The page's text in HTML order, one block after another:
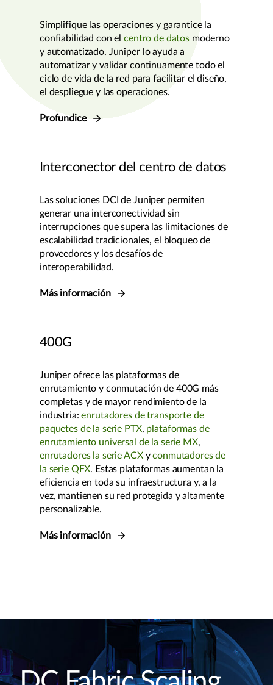
Simplifique las operaciones y garantice la
confiabilidad con elcentro de datosmoderno
y automatizado. Juniper lo ayuda a
automatizar y validar continuamente todo el
ciclo de vida de la red para facilitar el diseño,
el despliegue y las operaciones.
Profundice
Interconector del centro de datos
Las soluciones DCI de Juniper permiten
generar una interconectividad sin
interrupciones que supera las limitaciones de
escalabilidad tradicionales, el bloqueo de
proveedores y los desafíos de
interoperabilidad.
Más información
400G
Juniper ofrece las plataformas de
enrutamiento y conmutación de 400G más
completas y de mayor rendimiento de la
industria:enrutadores de transporte de
paquetes de la serie PTX, plataformas de
enrutamiento universal de la serie MX,
enrutadores la serie ACXyconmutadores de
la serie QFX. Estas plataformas aumentan la
eficiencia en toda su infraestructura y, a la
vez, mantienen su red protegida y altamente
personalizable.
Más información